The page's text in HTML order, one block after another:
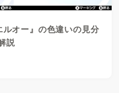
オー』の色違いの見分
説